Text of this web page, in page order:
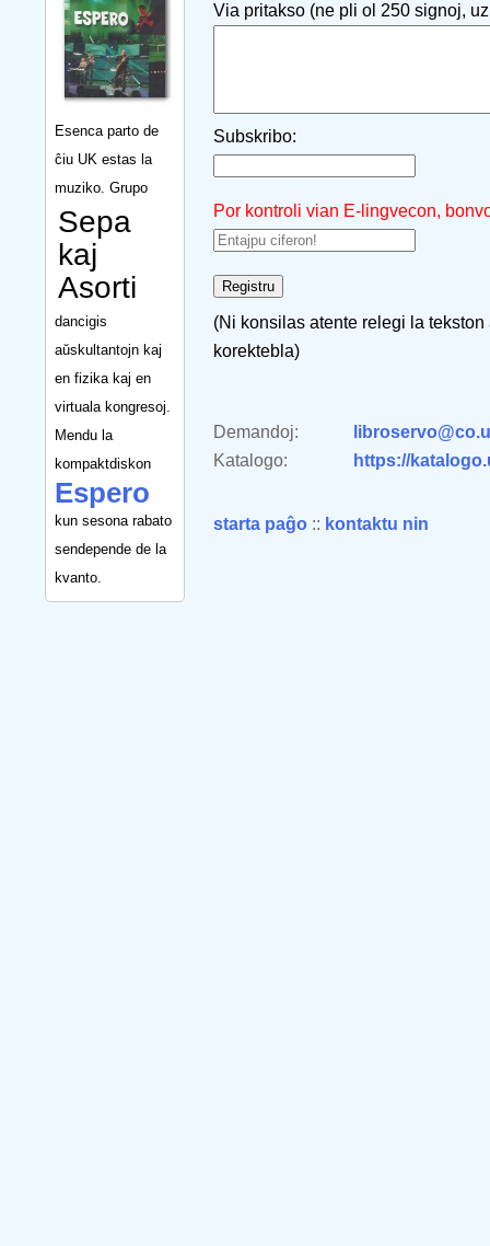
Esenca parto de
ĉiu UK estas la
muziko. Grupo
Sepa
kaj
Asorti
dancigis
aŭskultantojn kaj
en fizika kaj en
virtuala kongresoj.
Mendu la
kompaktdiskon
Espero
kun sesona rabato
sendepende de la
kvanto.
Via pritakso (ne pli ol 250 signoj,
Subskribo:
Por kontroli vian E-lingvecon,
(Ni konsilas atente relegi la
korektebla)
Demandoj:
Katalogo:
https://
starta paĝo :: kontaktu nin